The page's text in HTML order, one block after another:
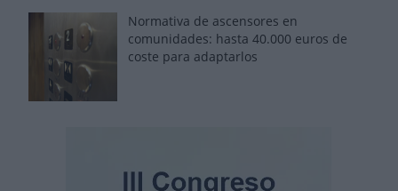
Normativa de ascensores en
comunidades: hasta 40.000 euros de
coste para adaptarlos